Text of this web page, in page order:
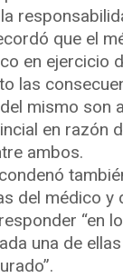
que el
en ejercicio
las
mismo son
en razón
ambos.
del médico y
“en
una de